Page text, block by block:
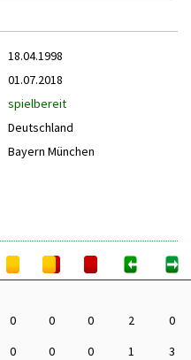
18.04.1998
01.07.2018
spielbereit
Deutschland
Bayern München
0 0 0 2
0
0 0 0 1
3